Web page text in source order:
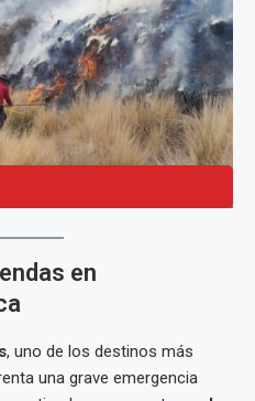
en
, uno de los destinos más
una grave emergencia